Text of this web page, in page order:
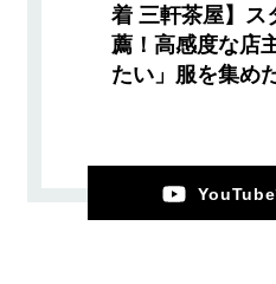
着 三軒茶屋】ス
薦！高感度な店
たい」服を集め
YouTube